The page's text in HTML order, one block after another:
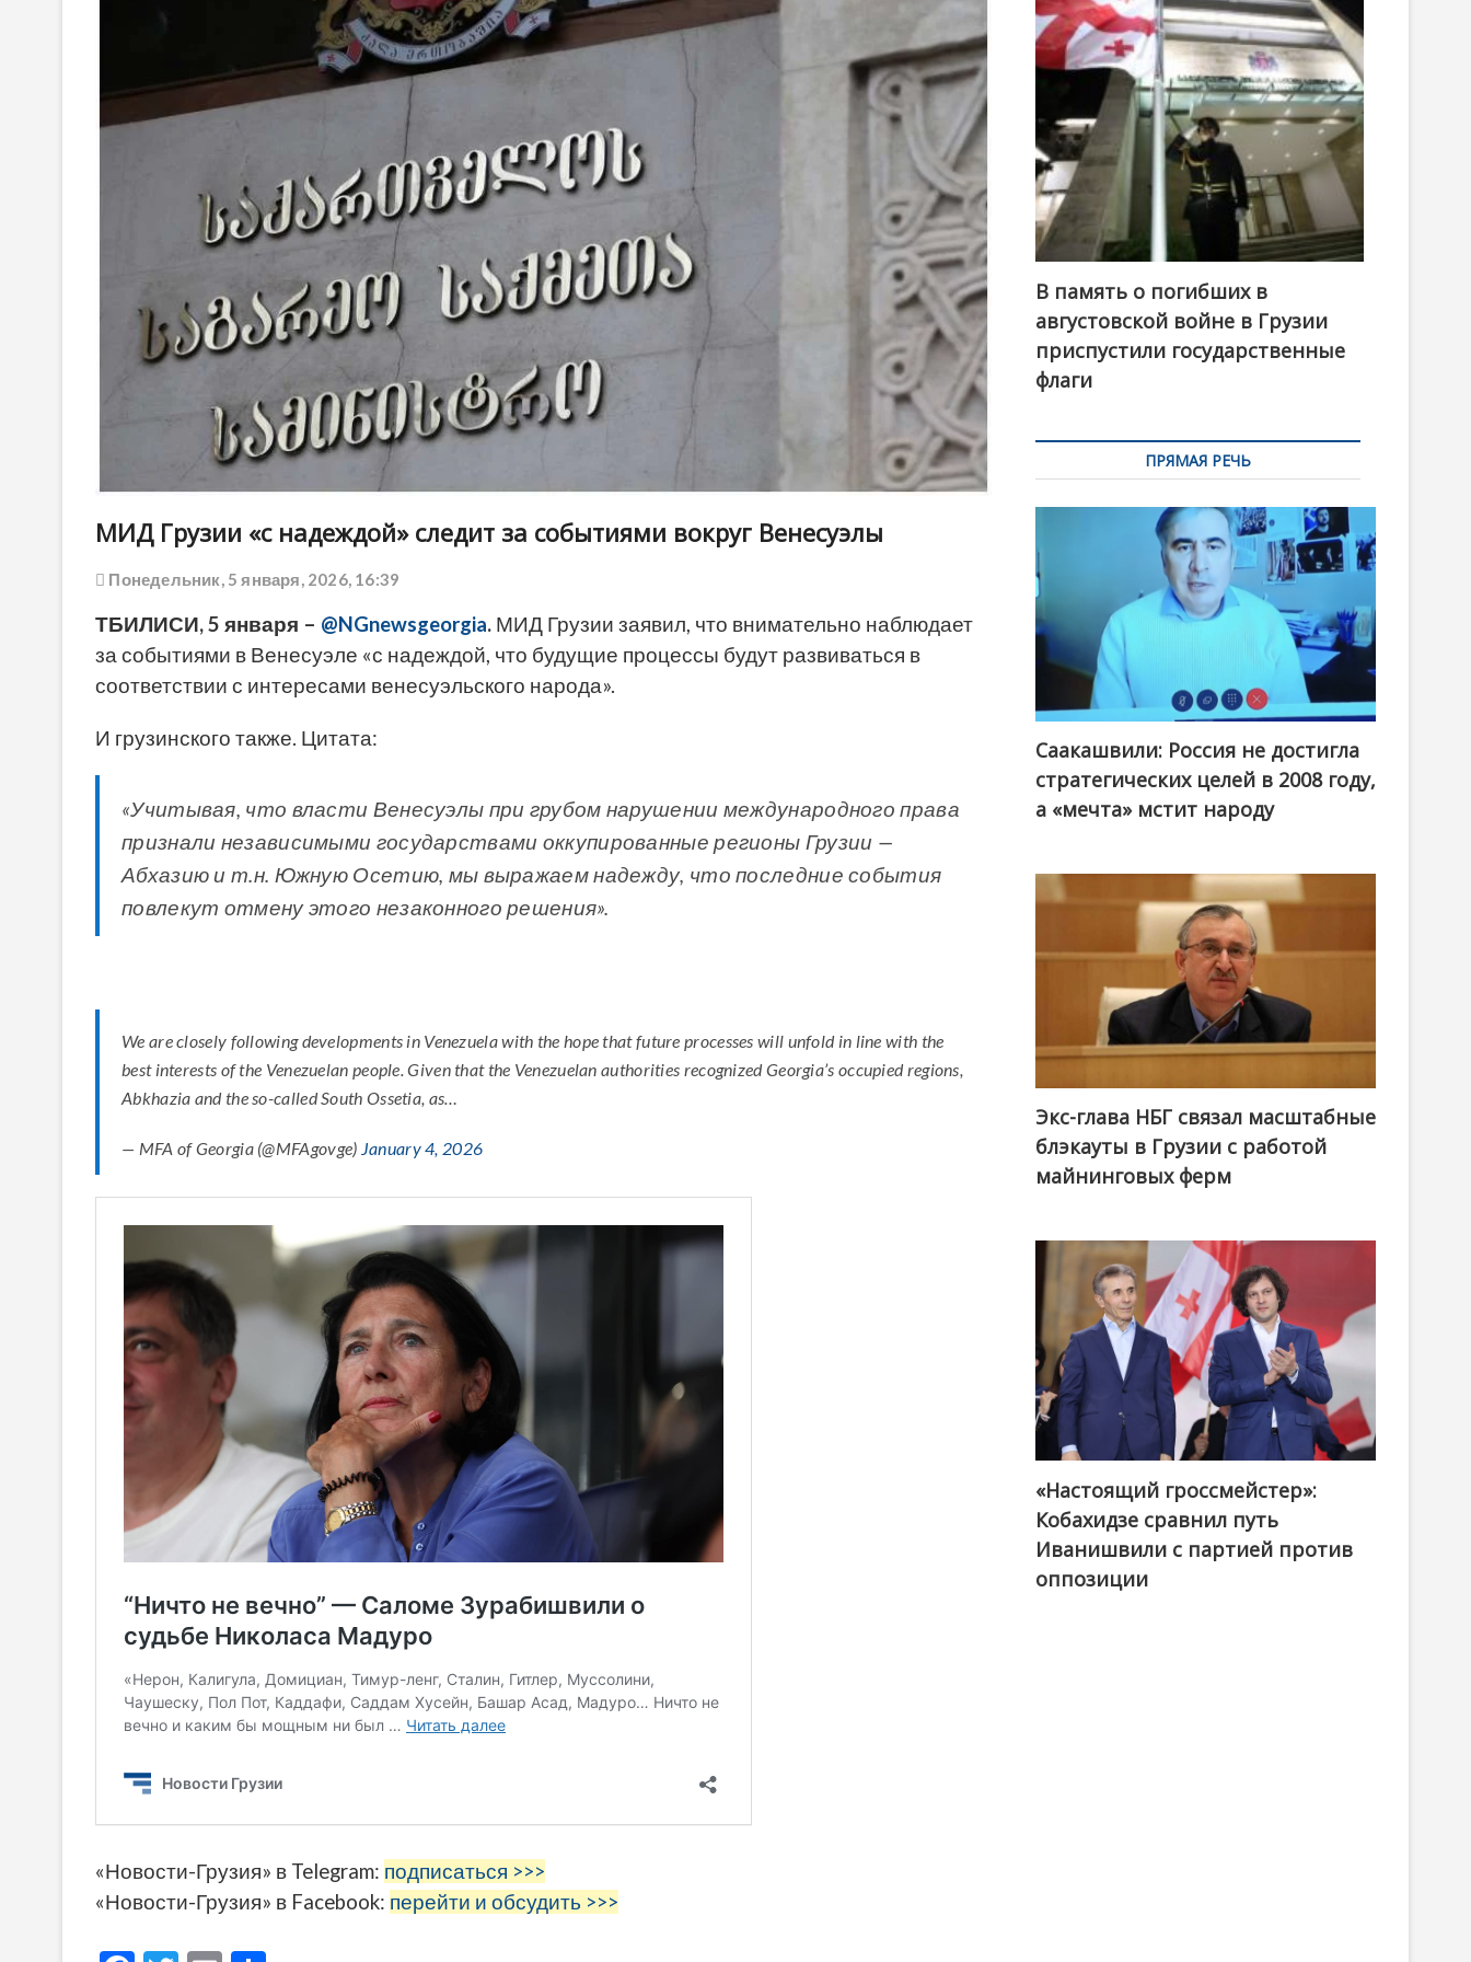
o
n
МИД Грузии «с надеждой» следит за событиями вокруг Венесуэлы
Понедельник, 5 января, 2026, 16:39
ТБИЛИСИ, 5 января – @NGnewsgeorgia. МИД Грузии заявил, что внимательно наблюдает
за событиями в Венесуэле «с надеждой, что будущие процессы будут развиваться в
соответствии с интересами венесуэльского народа».
И грузинского также. Цитата:
«Учитывая, что власти Венесуэлы при грубом нарушении международного права
признали независимыми государствами оккупированные регионы Грузии —
Абхазию и т.н. Южную Осетию, мы выражаем надежду, что последние события
повлекут отмену этого незаконного решения».
We are closely following developments in Venezuela with the hope that future processes will unfold in line with the
best interests of the Venezuelan people. Given that the Venezuelan authorities recognized Georgia’s occupied regions,
Abkhazia and the so-called South Ossetia, as…
— MFA of Georgia (@MFAgovge) January 4, 2026
«Новости-Грузия» в Telegram: подписаться >>>
«Новости-Грузия» в Facebook: перейти и обсудить >>>
В память о погибших в
августовской войне в Грузии
приспустили государственные
флаги
ПРЯМАЯ РЕЧЬ
Саакашвили: Россия не достигла
стратегических целей в 2008 году,
а «мечта» мстит народу
Экс-глава НБГ связал масштабные
блэкауты в Грузии с работой
майнинговых ферм
@ქართული ოცნება / Georgian Dream
«Настоящий гроссмейстер»:
Кобахидзе сравнил путь
Иванишвили с партией против
оппозиции